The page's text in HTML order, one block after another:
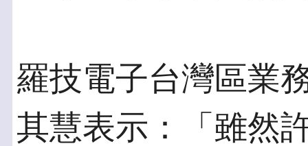
羅技電子台灣區業
其慧表示：「雖然